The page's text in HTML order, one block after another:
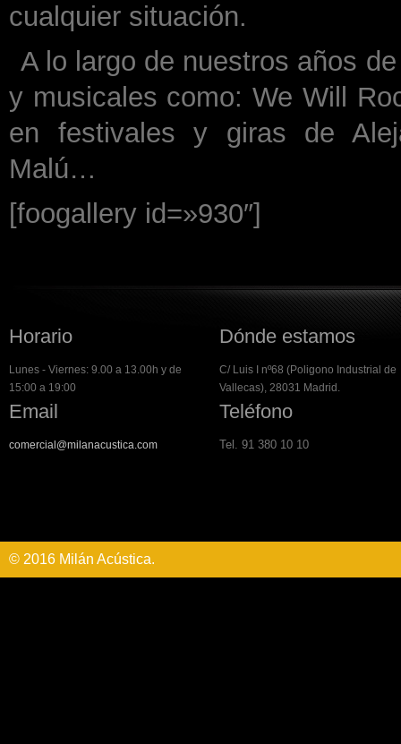
cualquier situación.
A lo largo de nuestros años
y musicales como: We Will
en festivales y giras de
Malú…
[foogallery id=»930″]
Horario
Lunes - Viernes: 9.00 a 13.00h y de
15:00 a 19:00
Email
comercial@milanacustica.com
Dónde estamos
C/ Luis I nº68 (Poligono Industrial de
Vallecas), 28031 Madrid.
Teléfono
Tel. 91 380 10 10
© 2016 Milán Acústica.